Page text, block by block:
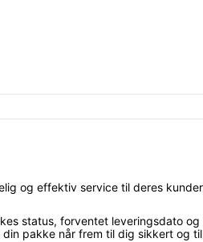
og effektiv service til deres
status, forventet leveringsdato
pakke når frem til dig sikkert og